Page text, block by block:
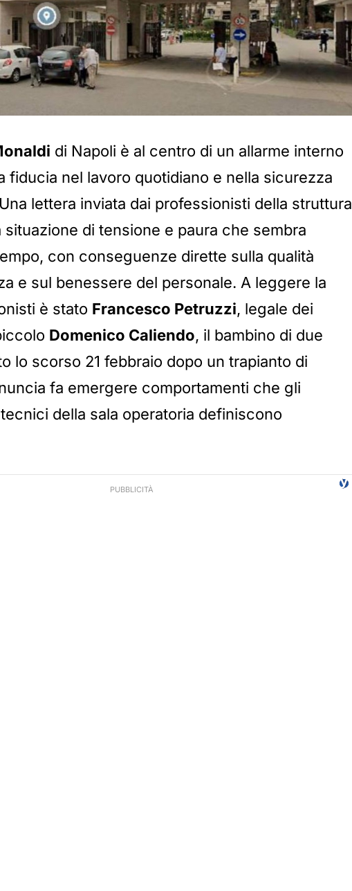
di Napoli è al centro di un allarme interno
fiducia nel lavoro quotidiano e nella sicurezza
lettera inviata dai professionisti della struttura
di tensione e paura che sembra
con conseguenze dirette sulla qualità
e sul benessere del personale. A leggere la
è stato Francesco Petruzzi, legale dei
Domenico Caliendo, il bambino di due
lo scorso 21 febbraio dopo un trapianto di
fa emergere comportamenti che gli
della sala operatoria definiscono